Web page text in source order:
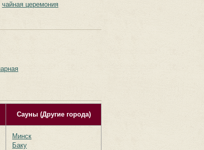
чайная церемония
Сауны (Другие города)
Минск
Баку